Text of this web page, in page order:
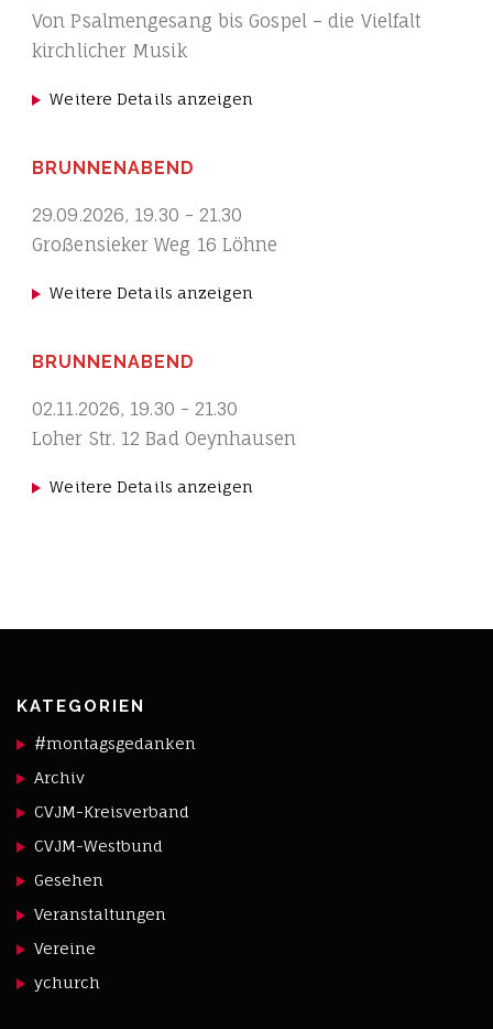
Von Psalmengesang bis Gospel – die Vielfalt
kirchlicher Musik
Weitere Details anzeigen
BRUNNENABEND
29.09.2026, 19.30 - 21.30
Großensieker Weg 16 Löhne
Weitere Details anzeigen
BRUNNENABEND
02.11.2026, 19.30 - 21.30
Loher Str. 12 Bad Oeynhausen
Weitere Details anzeigen
KATEGORIEN
#montagsgedanken
Archiv
CVJM-Kreisverband
CVJM-Westbund
Gesehen
Veranstaltungen
Vereine
ychurch